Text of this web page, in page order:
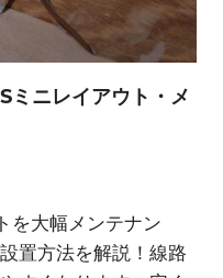
ミニレイアウト・メ
を大幅メンテナン
置方法を解説！線路